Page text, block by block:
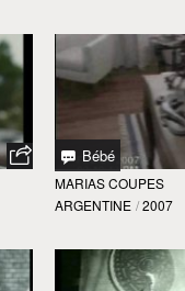
Bébé
MARIAS COUPES
ARGENTINE / 2007